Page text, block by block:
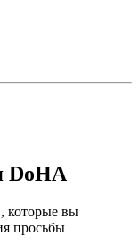
DoHA
которые вы
просьбы